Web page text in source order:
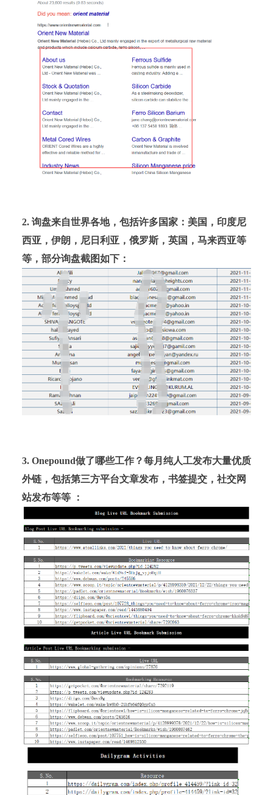
2. 询盘来自世界各地，包括许多国家：美国，印度尼
西亚，伊朗，尼日利亚，俄罗斯，英国，马来西亚等
等，部分询盘截图如下：
3. Onepound做了哪些工作？每月纯人工发布大量优质
外链，包括第三方平台文章发布，书签提交，社交网
站发布等等 ：